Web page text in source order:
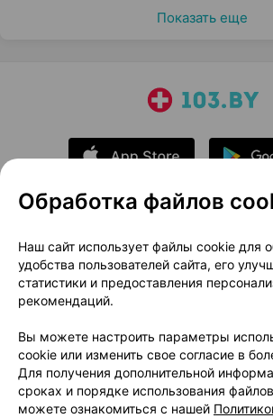
Показать еще
О проекте
Новости
Размещение рекламы
Публичный договор
Способы оплаты
Вакансии
Написать руководителю
Написать в поддержку
Обработка файлов
Наш сайт использует файлы cookie для
удобства пользователей сайта, его
статистики и предоставления
рекомендаций.
Вы можете настроить параметры
cookie или изменить свое согласие в
Для получения дополнительной
сроках и порядке использования
можете ознакомиться с нашей